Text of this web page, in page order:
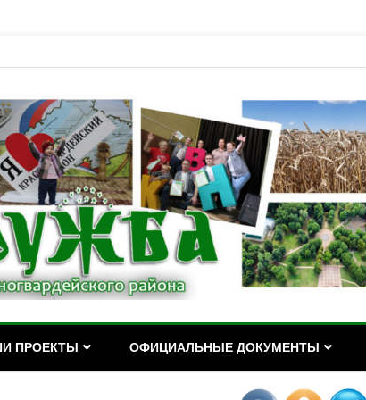
района РА
ПРОЕКТЫ ОФИЦИАЛЬНЫЕ ДОКУМЕНТЫ